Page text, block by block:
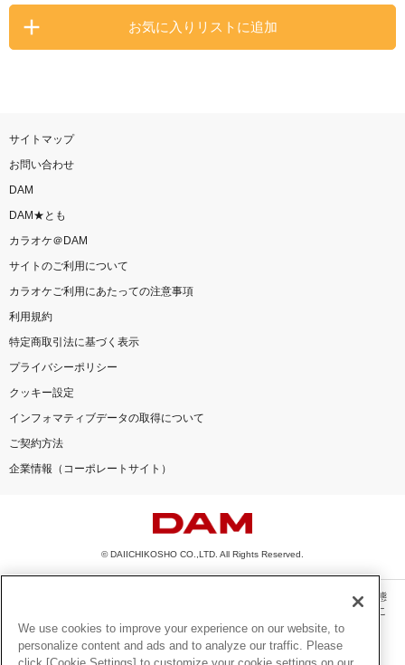
お気に入りリストに追加
サイトマップ
お問い合わせ
DAM
DAM★とも
カラオケ＠DAM
サイトのご利用について
カラオケご利用にあたっての注意事項
利用規約
特定商取引法に基づく表示
プライバシーポリシー
クッキー設定
インフォマティブデータの取得について
ご契約方法
企業情報（コーポレートサイト）
© DAIICHIKOSHO CO.,LTD. All Rights Reserved.
このサイトに掲載されている一切の文章・画像・写真・動画・音声等を、手段や形態
を問わず、著作権法の定める範囲を超えて無断で複製、転載、ファイル化などするこ
とを禁じます。
楽曲及びコンテンツは、機種によりご利用いただけない場合があります。
We use cookies to improve your experience on our website, to
personalize content and ads and to analyze our traffic. Please